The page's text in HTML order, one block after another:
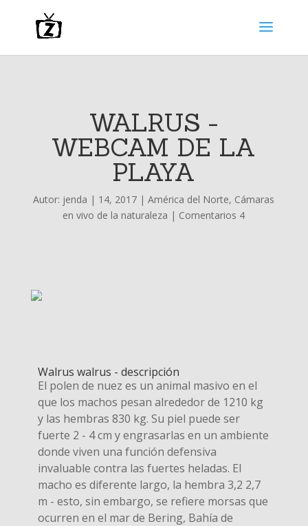
WALRUS -
WEBCAM DE LA
PLAYA
Autor: jenda | 14, 2017 |América del Norte, Cámaras
en vivo de la naturaleza | Comentarios 4
Walrus walrus - descripción
El polen de nuez es un animal masivo en el
que los machos pesan alrededor de 1210 kg
y las hembras 830 kg. Su piel puede ser
fuerte 2 - 4 cm y engrasarlas en un ambiente
donde viven una función defensiva
invaluable contra las fuertes heladas. El
macho es diferente largo, la hembra 3,2 2,7
m - esto, sin embargo, se refiere morsas que
ocurren en el mar de Bering, Bahía de